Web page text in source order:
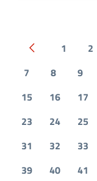
Pagina 1 2
7
8 9
15
16 17
23
24 25
31
32 33
39
40 41